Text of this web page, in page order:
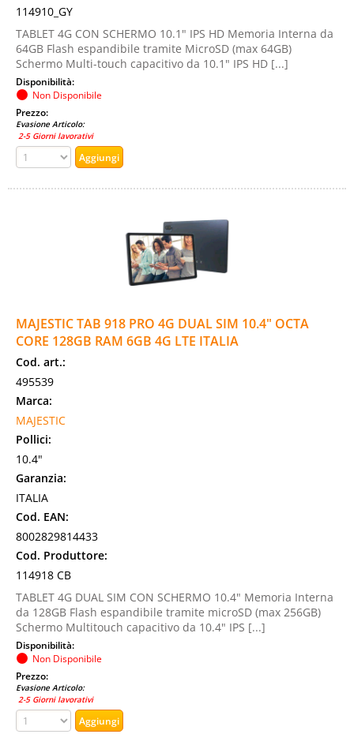
114910_GY
TABLET 4G CON SCHERMO 10.1" IPS HD Memoria Interna da
64GB Flash espandibile tramite MicroSD (max 64GB)
Schermo Multi-touch capacitivo da 10.1" IPS HD [...]
Disponibilità:
Non Disponibile
Prezzo:
Evasione Articolo:
2-5 Giorni lavorativi
MAJESTIC TAB 918 PRO 4G DUAL SIM 10.4" OCTA
CORE 128GB RAM 6GB 4G LTE ITALIA
Cod. art.:
495539
Marca:
MAJESTIC
Pollici:
10.4"
Garanzia:
ITALIA
Cod. EAN:
8002829814433
Cod. Produttore:
114918 CB
TABLET 4G DUAL SIM CON SCHERMO 10.4" Memoria Interna
da 128GB Flash espandibile tramite microSD (max 256GB)
Schermo Multitouch capacitivo da 10.4" IPS [...]
Disponibilità:
Non Disponibile
Prezzo:
Evasione Articolo:
2-5 Giorni lavorativi